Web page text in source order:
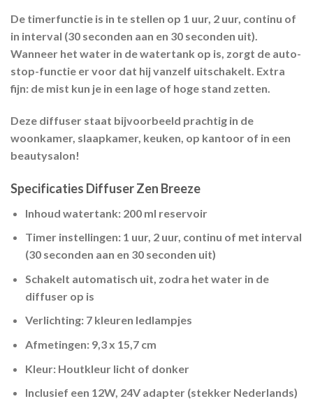
De timerfunctie is in te stellen op 1 uur, 2 uur, continu of
in interval (30 seconden aan en 30 seconden uit).
Wanneer het water in de watertank op is, zorgt de auto-
stop-functie er voor dat hij vanzelf uitschakelt. Extra
fijn: de mist kun je in een lage of hoge stand zetten.
Deze diffuser staat bijvoorbeeld prachtig in de
woonkamer, slaapkamer, keuken, op kantoor of in een
beautysalon!
Specificaties Diffuser Zen Breeze
Inhoud watertank: 200 ml reservoir
Timer instellingen:1 uur, 2 uur, continu of met interval
(30 seconden aan en 30 seconden uit)
Schakelt automatisch uit, zodra het water in de
diffuser op is
Verlichting:7 kleuren ledlampjes
Afmetingen: 9,3 x 15,7 cm
Kleur:Houtkleur licht of donker
Inclusief een 12W, 24V adapter (stekker Nederlands)